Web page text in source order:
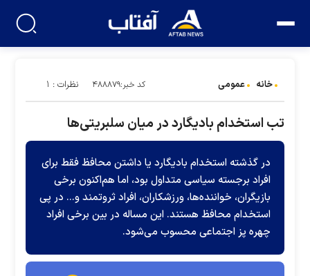
خانه عمومی کد خبر:۴۸۸۸۷۹ نظرات : ۱
تب استخدام بادیگارد در میان سلبریتی‌‌ها
در گذشته استخدام بادیگارد یا داشتن محافظ فقط برای
افراد برجسته سیاسی متداول بود، اما هم‌اکنون برخی
بازیگران، خواننده‌ها، ورزشکاران، افراد ثروتمند و... در پی
استخدام محافظ هستند. این مساله در بین برخی افراد
چهره پز اجتماعی محسوب می‌شود.